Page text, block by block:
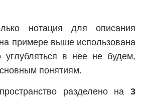
нотация для описания
примере выше использована
в нее не будем,
понятиям.
разделено на 3